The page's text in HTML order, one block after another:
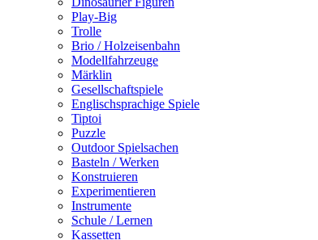
Play-Big
Trolle
Brio / Holzeisenbahn
Modellfahrzeuge
Märklin
Gesellschaftspiele
Englischsprachige Spiele
Tiptoi
Puzzle
Outdoor Spielsachen
Basteln / Werken
Konstruieren
Experimentieren
Instrumente
Schule / Lernen
Kassetten